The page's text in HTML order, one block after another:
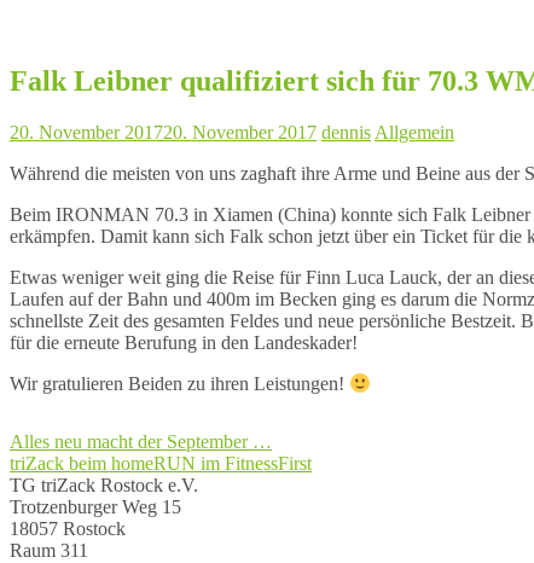
Falk Leibner qualifiziert sich für 70.3
20. November 201720. November 2017 dennis Allgemein
Während die meisten von uns zaghaft ihre Arme und Beine aus der
Beim IRONMAN 70.3 in Xiamen (China) konnte sich Falk Leibner
erkämpfen. Damit kann sich Falk schon jetzt über ein Ticket für die
Etwas weniger weit ging die Reise für Finn Luca Lauck, der an
Laufen auf der Bahn und 400m im Becken ging es darum die
schnellste Zeit des gesamten Feldes und neue persönliche
für die erneute Berufung in den Landeskader!
Wir gratulieren Beiden zu ihren Leistungen!
Beitragsnavigation
Alles neu macht der September …
triZack beim homeRUN im FitnessFirst
TG triZack Rostock e.V.
Trotzenburger Weg 15
18057 Rostock
Raum 311